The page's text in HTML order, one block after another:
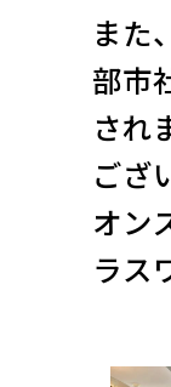
また
部市
され
ござ
オン
ラス